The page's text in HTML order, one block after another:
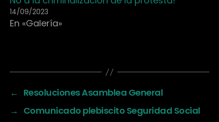
14/09/2023
En «Galería»
← Resoluciones Asamblea General
→ Comunicado plebiscito Seguridad Social